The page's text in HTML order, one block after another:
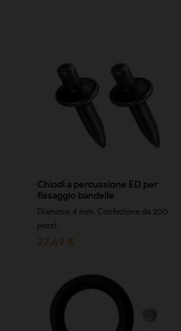
Chiodi a percussione ED per
fissaggio bandelle
Diametro 4 mm. Confezione da 200
pezzi.
22,69 €